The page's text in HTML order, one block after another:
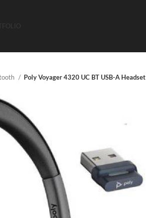
Poly Voyager 4320 UC BT USB-A Headset